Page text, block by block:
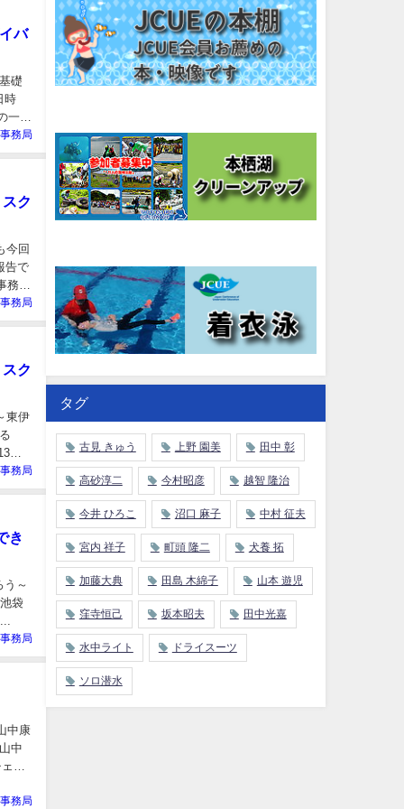
バ
礎
時
一生
務局
ク
今回
告で
務所
務局
ク
東伊
年6
務局
き
～
袋
務局
中康
中
ッ
務局
タグ
古見 きゅう 上野 園美 田中 彰
高砂淳二 今村昭彦 越智 隆治
今井 ひろこ 沼口 麻子 中村 征夫
宮内 祥子 町頭 隆二 犬養 拓
加藤大典 田島 木綿子 山本 遊児
窪寺恒己 坂本昭夫 田中光嘉
水中ライト ドライスーツ
ソロ潜水